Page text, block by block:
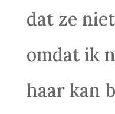
dat ze
omdat ik
haar kan